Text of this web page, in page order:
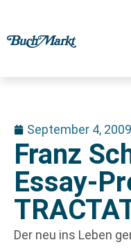
September 4, 2009
Franz
Essay-
Der neu ins Leben